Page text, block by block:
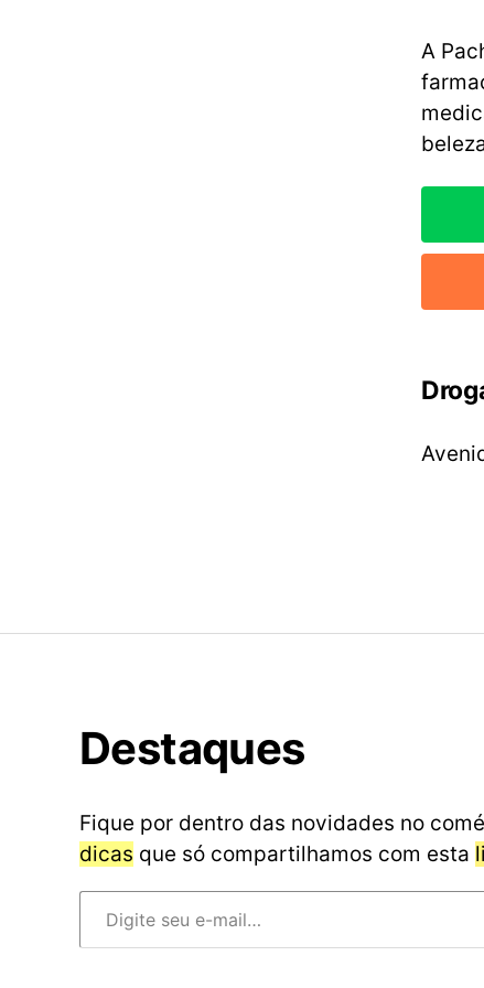
A
Destaques
Fique por dentro das novidades no
dicas que só compartilhamos com esta
Digite seu e-mail…